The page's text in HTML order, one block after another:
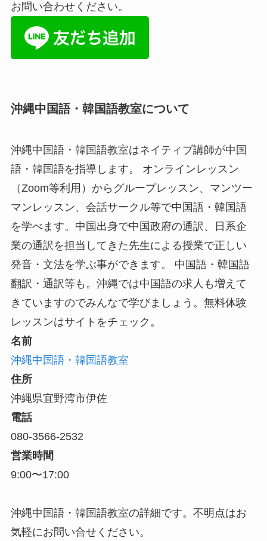
お問い合わせください。
沖縄中国語・韓国語教室について
沖縄中国語・韓国語教室はネイティブ講師が中国
語・韓国語を指導します。 オンラインレッスン
（Zoom等利用）からグループレッスン、マンツー
マンレッスン、会話サークル等で中国語・韓国語
を学べます。中国出身で中国政府の通訳、日系企
業の通訳を担当してきた先生による授業で正しい
発音・文法を学ぶ事ができます。 中国語・韓国語
翻訳・通訳等も。沖縄では中国語の求人も増えて
きていますのでみんなで学びましょう。無料体験
レッスンはサイトをチェック。
名前
沖縄中国語・韓国語教室
住所
沖縄県宜野湾市伊佐
電話
080-3566-2532
営業時間
9:00〜17:00
沖縄中国語・韓国語教室の詳細です。不明点はお
気軽にお問い合せください。